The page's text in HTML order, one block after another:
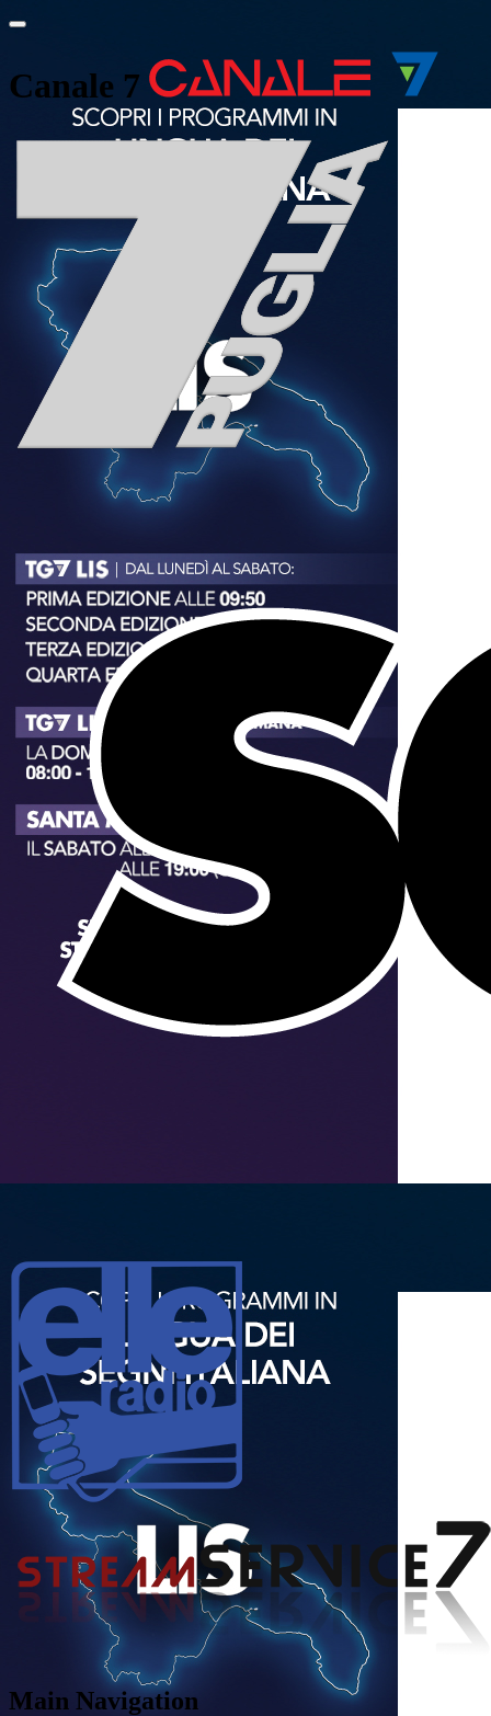
Canale 7
Main Navigation